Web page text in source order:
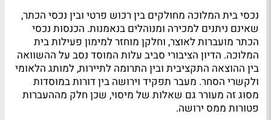
נכסי בית המלוכה מחולקים בין רכוש פרטי ובין נכסי הכתר,
שאינם ניתנים למכירה ומנוהלים בנאמנות. הכנסות נכסי
הכתר מועברות לאוצר, וחלקן מוחזר למימון פעילות בית
המלוכה. הדיון הציבורי סביב עלות המוסד נסב על ההשוואה
בין ההוצאה התקציבית ובין התרומה לתיירות, למותג הלאומי
ולקשרי הסחר. מעבר תפקיד וירושה בין דורות במוסדות
מסוג זה מעורר גם שאלות של מיסוי, שכן חלק מההעברות
פטורות ממס ירושה.